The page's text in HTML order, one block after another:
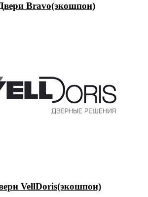
Bravo(экошпон)
VellDoris(экошпон)